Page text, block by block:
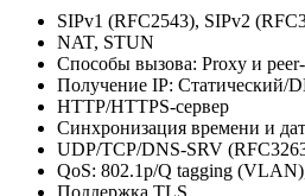
SIPv1 (RFC2543), SIPv2
NAT, STUN
Способы вызова: Proxy и
Получение IP: Статический/
HTTP/HTTPS-сервер
Синхронизация времени и
UDP/TCP/DNS-SRV
QoS: 802.1p/Q tagging
Поддержка TLS